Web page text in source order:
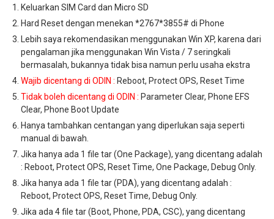
Keluarkan SIM Card dan Micro SD
Hard Reset dengan menekan *2767*3855# di Phone
Lebih saya rekomendasikan menggunakan Win XP, karena dari
pengalaman jika menggunakan Win Vista / 7 seringkali
bermasalah, bukannya tidak bisa namun perlu usaha ekstra
Wajib dicentang di ODIN : Reboot, Protect OPS, Reset Time
Tidak boleh dicentang di ODIN : Parameter Clear, Phone EFS
Clear, Phone Boot Update
Hanya tambahkan centangan yang diperlukan saja seperti
manual di bawah.
Jika hanya ada 1 file tar (One Package), yang dicentang adalah
: Reboot, Protect OPS, Reset Time, One Package, Debug Only.
Jika hanya ada 1 file tar (PDA), yang dicentang adalah :
Reboot, Protect OPS, Reset Time, Debug Only.
Jika ada 4 file tar (Boot, Phone, PDA, CSC), yang dicentang